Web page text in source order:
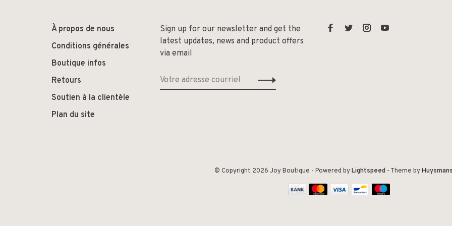
À propos de nous
Conditions générales
Boutique infos
Retours
Soutien à la clientèle
Plan du site
Sign up for our newsletter and get the
latest updates, news and product offers
via email
© Copyright 2026 Joy Boutique - Powered byLightspeed- Theme by